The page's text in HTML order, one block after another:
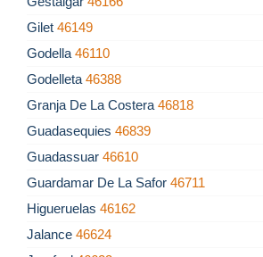
Gilet 46149
Godella 46110
Godelleta 46388
Granja De La Costera 46818
Guadasequies 46839
Guadassuar 46610
Guardamar De La Safor 46711
Higueruelas 46162
Jalance 46624